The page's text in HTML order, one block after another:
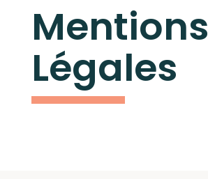
Mentions
Légales